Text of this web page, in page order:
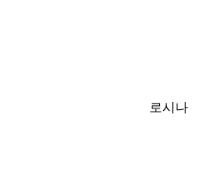
로시나